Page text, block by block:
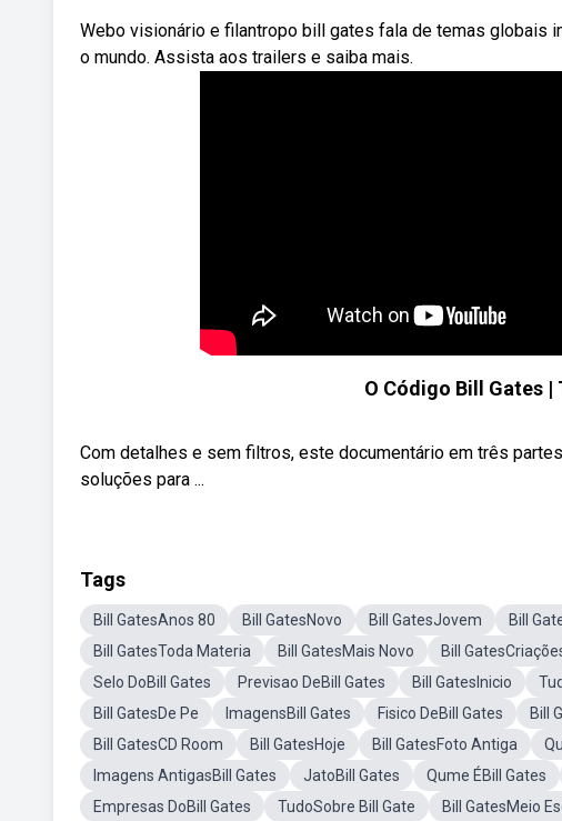
Webo visionário e filantropo bill gates fala de temas globais
o mundo. Assista aos trailers e saiba mais.
O Código Bill Gates
Com detalhes e sem filtros, este documentário em três
soluções para ...
Tags
Bill GatesAnos 80 Bill GatesNovo Bill GatesJovem Bill
Bill GatesToda Materia
Bill GatesMais Novo Bill
Selo DoBill Gates
Previsao DeBill Gates Bill GatesInicio
Bill GatesDe Pe
ImagensBill Gates Fisico DeBill Gates Bill
Bill GatesCD Room
Bill GatesHoje Bill GatesFoto Antiga
Imagens AntigasBill Gates
JatoBill Gates Qume ÉBill Gates
Empresas DoBill Gates
TudoSobre Bill Gate Bill GatesMeio